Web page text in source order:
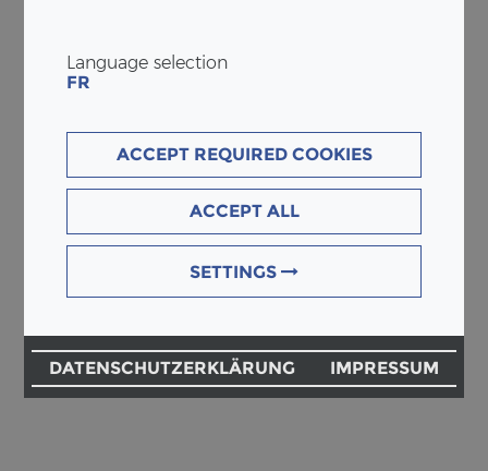
Language selection
FR
ACCEPT REQUIRED COOKIES
ACCEPT ALL
SETTINGS
DATENSCHUTZERKLÄRUNG IMPRESSUM